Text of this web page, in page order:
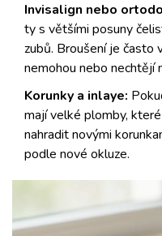
Invisalign nebo
ty s většími posuny
zubů. Broušení je často
nemohou nebo nechtějí
Korunky a inlaye:
mají velké plomby,
nahradit novými
podle nové okluze.